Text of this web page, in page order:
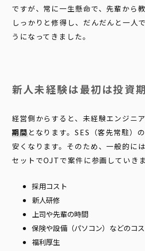
ですが、常に一生懸命で、先輩から
しっかりと修得し、だんだんと一人
うになってきました。
新人未経験は最初は投資
経営側からすると、未経験エンジニ
期間となります。SES（客先常駐）
安くなります。そのため、一般的に
セットでOJTで案件に参画していきま
採用コスト
新人研修
上司や先輩の時間
保険や設備（パソコン）などのコ
福利厚生